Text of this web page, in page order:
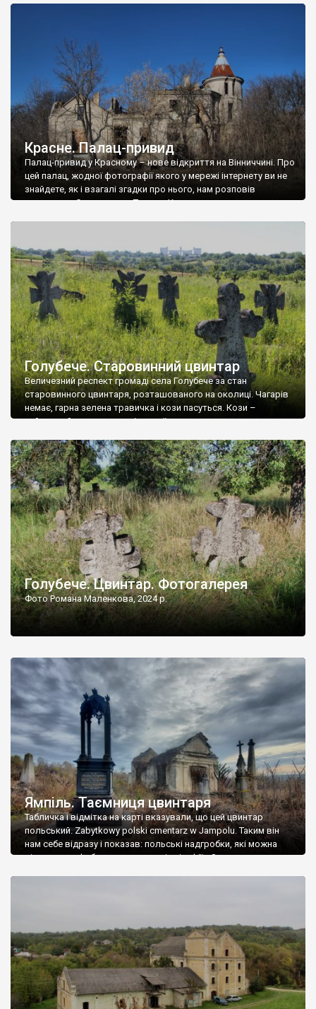
Красне. Палац-привид
Палац-привид у Красному – нове відкриття на Вінниччині. Про
цей палац, жодної фотографії якого у мережі інтернету ви не
знайдете, як і взагалі згадки про нього, нам розповів
мешканець Самгородка. Палац у Красному вразив не лише
Голубече. Старовинний цвинтар
Величезний респект громаді села Голубече за стан
старовинного цвинтаря, розташованого на околиці. Чагарів
немає, гарна зелена травичка і кози пасуться. Кози –
найкращий регулятор шкідливої, для старих кладовищ,
бруньками, кози ті бруньки обгризають, бо то улюблений
делікатес. На цвинтарі у Голубечому ціла колекція
різноманітних форм хрестів. Село відносно невелике, […]
Голубече. Цвинтар. Фотогалерея
Фото Романа Маленкова, 2024 р.
Ямпіль. Таємниця цвинтаря
Табличка і відмітка на карті вказували, що цей цвинтар
польський. Zabytkowy polski cmentarz w Jampolu. Таким він
нам себе відразу і показав: польські надгробки, які можна
віднести до фабричних, польські епітафії… Загалом цвинтар